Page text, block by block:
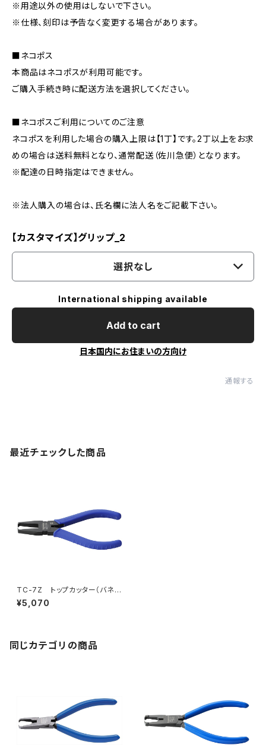
※用途以外の使用はしないで下さい。
※仕様、刻印は予告なく変更する場合があります。
■ネコポス
本商品はネコポスが利用可能です。
ご購入手続き時に配送方法を選択してください。
■ネコポスご利用についてのご注意
ネコポスを利用した場合の購入上限は【1丁】です。2丁以上をお求
めの場合は送料無料となり、通常配送（佐川急便）となります。
※配達の日時指定はできません。
※法人購入の場合は、氏名欄に法人名をご記載下さい。
【カスタマイズ】グリップ_2
選択なし
International shipping available
Add to cart
日本国内にお住まいの方向け
通報する
最近チェックした商品
TC-7Z トップカッター（バネ
付）
¥5,070
同じカテゴリの商品